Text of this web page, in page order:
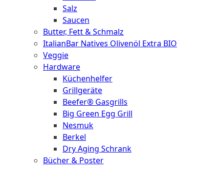
Salz
Saucen
Butter, Fett & Schmalz
ItalianBar Natives Olivenöl Extra BIO
Veggie
Hardware
Küchenhelfer
Grillgeräte
Beefer® Gasgrills
Big Green Egg Grill
Nesmuk
Berkel
Dry Aging Schrank
Bücher & Poster